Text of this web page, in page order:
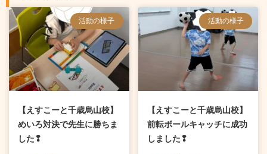
活動の様子
【えすこーと千歳烏山校】
めいろ対決で先生に勝ちま
した❢
活動の様子
【えすこーと千歳烏山校】
前転ボールキャッチに成功
しました❢
ペ
ー
ジ
ペ
ー
ジ
ジ
ペ
ー